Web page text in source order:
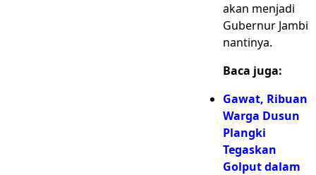
akan menjadi
Gubernur Jambi
nantinya.
Baca juga:
Gawat, Ribuan
Warga Dusun
Plangki
Tegaskan
Golput dalam